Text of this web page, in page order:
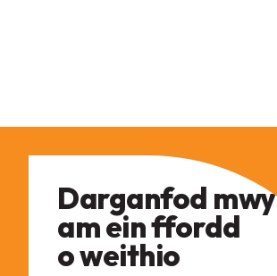
Darganfod mwy
am ein ffordd
o weithio